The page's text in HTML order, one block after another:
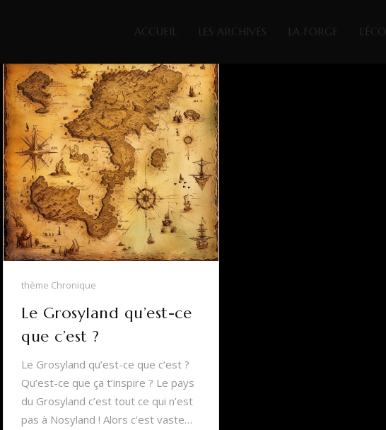
ACCUEIL LES ARCHIVES LA FORGE
thème Chronique
Le Grosyland qu’est-ce
que c’est ?
Le Grosyland qu’est-ce que c’est ?
Qu’est-ce que ça t’inspire ? Le pays
du Grosyland c’est tout ce qui n’est
pas à Nosyland ! Alors c’est vaste…